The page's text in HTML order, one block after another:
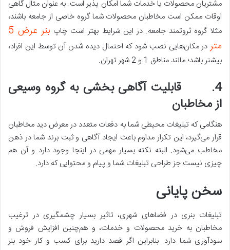
مشتریان محصولات یا خدمات شما امکان ‌پذیر است. به عنوان مثال گاهی
‌اوقات ممکن است مخاطبان محصولات شما گروه خاصی از جامعه باشند،
مثلا گروه ثروتمند جامعه. در این شرایط بهتر است چاپ
بنر عرض 5
متر در مکان‌هایی نصب شود که احتمال دیده شدن آن توسط این افراد،
بیشتر باشد؛ مانند مناطق 1 و 2 شهر تهران.
4. قابلیت آگاهی ‌بخشی به گروه وسیعی
از مخاطبان
هنگامی ‌که تبلیغات محیطی شما به ‌دفعات متعدد در معرض دید مخاطبان
قرار می‌گیرد، این تکرار مداوم باعث ایجاد آگاهی و ثبت برند شما در ذهن
مخاطب می‌شود. البته نکته بسیار مهمی در اینجا وجود دارد و آن هم
چیزی نیست جز طراحی تبلیغات شما و پیام و محتوایی که دارد.
سخن پایانی
تبلیغات بنری در فضاهای شهری، تاثیر بسیار چشمگیری در ترغیب
مخاطبان به خرید محصولات و خدمات، و هم‌چنین افزایش فروش و
سودآوری شما دارد. بنابراین اگر قصد دارید برای کسب و کار خود بنر